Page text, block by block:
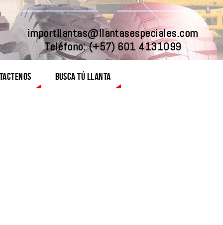
importllantas@llantasespeciales.com
Teléfono:(+57) 601 4131099
BUSCA TÚ LLANTA